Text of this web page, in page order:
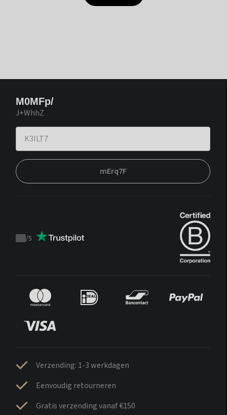
M0MFp/
J+WhhZ
mErq7F
Trustpilot
/5
Verzending: 1-3 werkdagen
Eenvoudig retourneren
Gratis verzending vanaf €150